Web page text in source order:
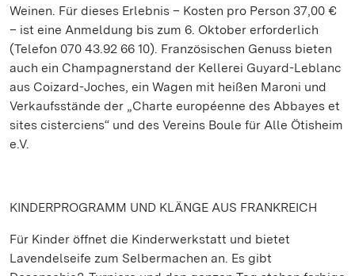
Weinen. Für dieses Erlebnis – Kosten pro Person 37,00 €
– ist eine Anmeldung bis zum 6. Oktober erforderlich
(Telefon 070 43.92 66 10). Französischen Genuss bieten
auch ein Champagnerstand der Kellerei Guyard-Leblanc
aus Coizard-Joches, ein Wagen mit heißen Maroni und
Verkaufsstände der „Charte européenne des Abbayes et
sites cisterciens“ und des Vereins Boule für Alle Ötisheim
e.V.
KINDERPROGRAMM UND KLÄNGE AUS FRANKREICH
Für Kinder öffnet die Kinderwerkstatt und bietet
Lavendelseife zum Selbermachen an. Es gibt